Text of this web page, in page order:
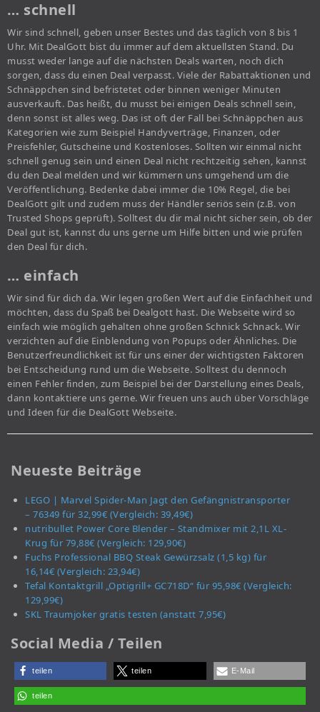
… schnell
Wir sind schnell, geben unser Bestes und das täglich von 8 bis 1
Uhr. Mit DealGott bist du immer auf dem aktuellsten Stand. Du
musst weder lange auf die nächsten Deals warten, noch dich
sorgen, dass du einen Deal verpasst. Viele der Rabattaktionen und
Schnäppchen sind befristetet oder binnen weniger Minuten
ausverkauft. Das heißt, du musst bei einigen Deals schnell sein,
denn sonst ist alles weg. Das ist oft der Fall bei Schnäppchen aus
Kategorien wie zum Beispiel Handyverträge, Finanzen, oder
Preisfehler, Gutscheine und Kostenloses. Sollten wir einmal nicht
schnell genug sein und einen Deal nicht rechtzeitig sehen, kannst
du den Deal melden und wir kümmern uns umgehend um die
Veröffentlichung. Bedenke dabei immer die 10% Regel, die bei
DealGott gilt und zudem muss der Händler seriös sein (z.B. von
Trusted Shops geprüft). Solltest du dir mal nicht sicher sein, ob der
Deal gut ist, kannst du uns gerne um Hilfe bitten und wie prüfen
den Deal für dich.
… einfach
Wir sind für dich da. Wir legen großen Wert auf die Einfachheit und
möchten, dass du Spaß bei Dealgott hast. Die Webseite wird so
einfach wie möglich gehalten ohne großen Schnick Schnack. Wir
verzichten auf die Einblendung von Popups oder Ähnliches. Die
Benutzerfreundlichkeit ist für uns einer der wichtigsten Faktoren
bei Entscheidung rund um die Webseite. Solltest du dennoch
einen Fehler finden, zum Beispiel bei der Darstellung eines Deals,
dann kontaktiere uns gerne. Wir freuen uns auch über Vorschläge
und Ideen für die DealGott Webseite.
Neueste Beiträge
LEGO | Marvel Spider-Man Jagt den Gefängnistransporter
– 76349 für 32,99€ (Vergleich: 39,49€)
nutribullet Power Core Blender – Standmixer mit 2,1L XL-
Krug für 79,88€ (Vergleich: 129,90€)
Fuchs Professional BBQ Steak Gewürzsalz (1,5 kg) für
16,14€ (Vergleich: 23,94€)
Tefal Kontaktgrill „Optigrill+ GC718D“ für 95,98€ (Vergleich:
129,99€)
SKL Traumjoker gratis testen (anstatt 7,95€)
Social Media / Teilen
teilen teilen E-Mail
teilen